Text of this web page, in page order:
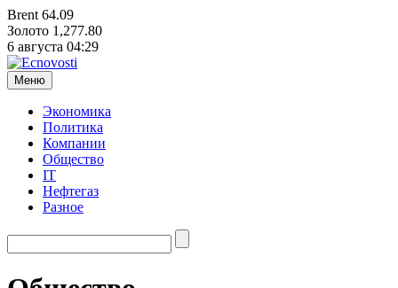
Brent 64.09
Золото 1,277.80
6 августа 04:29
Меню
Экономика
Политика
Компании
Общество
IT
Нефтегаз
Разное